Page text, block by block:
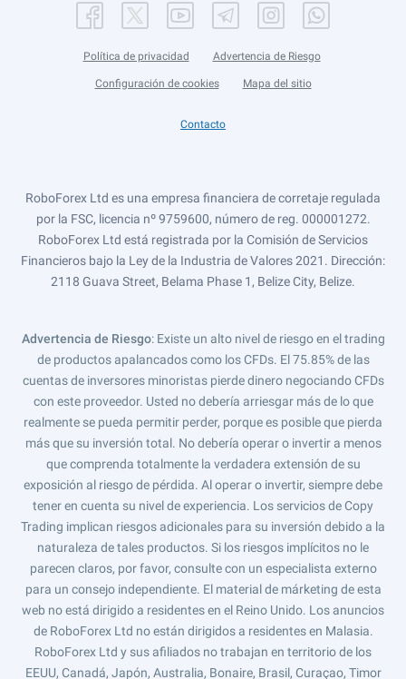
Política de privacidad Advertencia de Riesgo
Configuración de cookies Mapa del sitio
Contacto
RoboForex Ltd es una empresa financiera de corretaje regulada
por la FSC, licencia nº 9759600, número de reg. 000001272.
RoboForex Ltd está registrada por la Comisión de Servicios
Financieros bajo la Ley de la Industria de Valores 2021. Dirección:
2118 Guava Street, Belama Phase 1, Belize City, Belize.
Advertencia de Riesgo: Existe un alto nivel de riesgo en el trading
de productos apalancados como los CFDs. El 75.85% de las
cuentas de inversores minoristas pierde dinero negociando CFDs
con este proveedor. Usted no debería arriesgar más de lo que
realmente se pueda permitir perder, porque es posible que pierda
más que su inversión total. No debería operar o invertir a menos
que comprenda totalmente la verdadera extensión de su
exposición al riesgo de pérdida. Al operar o invertir, siempre debe
tener en cuenta su nivel de experiencia. Los servicios de Copy
Trading implican riesgos adicionales para su inversión debido a la
naturaleza de tales productos. Si los riesgos implícitos no le
parecen claros, por favor, consulte con un especialista externo
para un consejo independiente. El material de márketing de esta
web no está dirigido a residentes en el Reino Unido. Los anuncios
de RoboForex Ltd no están dirigidos a residentes en Malasia.
RoboForex Ltd y sus afiliados no trabajan en territorio de los
EEUU, Canadá, Japón, Australia, Bonaire, Brasil, Curaçao, Timor